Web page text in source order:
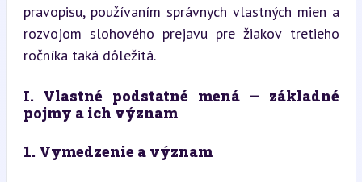
pravopisu, používaním správnych vlastných mien a
rozvojom slohového prejavu pre žiakov tretieho
ročníka taká dôležitá.
I. Vlastné podstatné mená – základné
pojmy a ich význam
1. Vymedzenie a význam